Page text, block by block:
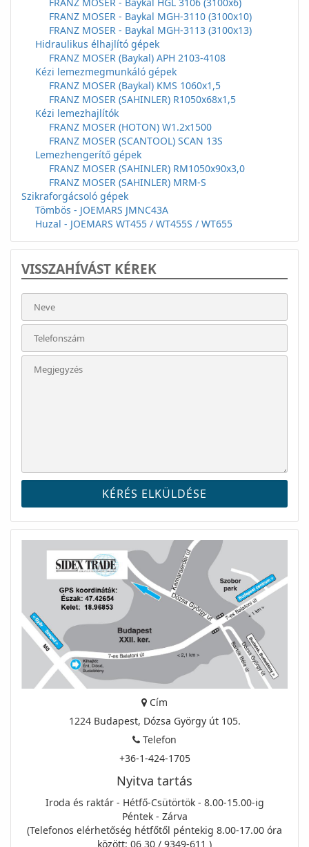
FRANZ MOSER - Baykal HGL 3106 (3100x6)
FRANZ MOSER - Baykal MGH-3110 (3100x10)
FRANZ MOSER - Baykal MGH-3113 (3100x13)
Hidraulikus élhajlító gépek
FRANZ MOSER (Baykal) APH 2103-4108
Kézi lemezmegmunkáló gépek
FRANZ MOSER (Baykal) KMS 1060x1,5
FRANZ MOSER (SAHINLER) R1050x68x1,5
Kézi lemezhajlítók
FRANZ MOSER (HOTON) W1.2x1500
FRANZ MOSER (SCANTOOL) SCAN 13S
Lemezhengerítő gépek
FRANZ MOSER (SAHINLER) RM1050x90x3,0
FRANZ MOSER (SAHINLER) MRM-S
Szikraforgácsoló gépek
Tömbös - JOEMARS JMNC43A
Huzal - JOEMARS WT455 / WT455S / WT655
VISSZAHÍVÁST KÉREK
Cím
1224 Budapest, Dózsa György út 105.
Telefon
+36-1-424-1705
Nyitva tartás
Iroda és raktár - Hétfő-Csütörtök - 8.00-15.00-ig
Péntek - Zárva
(Telefonos elérhetőség hétfőtől péntekig 8.00-17.00 óra
között: 06 30 / 9349-611 )